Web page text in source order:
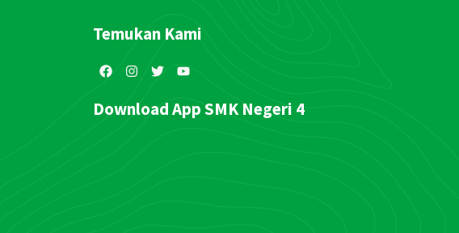
Temukan Kami
Download App SMK Negeri 4